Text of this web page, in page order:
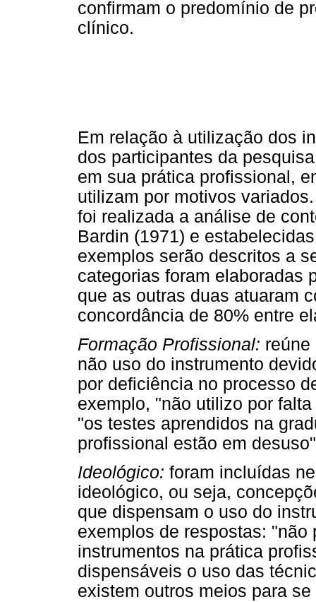
confirmam o predomínio de
clínico.
Em relação à utilização dos
dos participantes da
em sua prática profissional,
utilizam por motivos
foi realizada a análise de
Bardin (1971) e
exemplos serão descritos a
categorias foram elaboradas
que as outras duas atuaram
concordância de 80% entre
Formação Profissional: reúne
não uso do instrumento
por deficiência no processo
exemplo, "não utilizo por
"os testes aprendidos na
profissional estão em
Ideológico: foram incluídas
ideológico, ou seja,
que dispensam o uso do
exemplos de respostas:
instrumentos na prática
dispensáveis o uso das
existem outros meios para